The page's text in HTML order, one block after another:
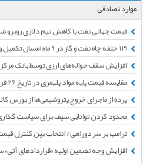
موارد تصادفی
قیمت جهانی نفت با کاهش نیم دلاری روبرو
افزایش سقف حواله‌های ارزی توسط بانک
مقایسه قیمت پایه مواد پلیمری در تاریخ ۲۶ فروردین با ۲ اردیبهشت ۱۳۹۷
پرده از ماجرای خروج پتروشیمی‌ها از بورس
محدود کردن توانایی سیف برای سیاست
ترامپ بر سر دوراهی/ انتخاب بین کنترل
افزایش وجه تضمین اولیه «قراردادهای آتی»